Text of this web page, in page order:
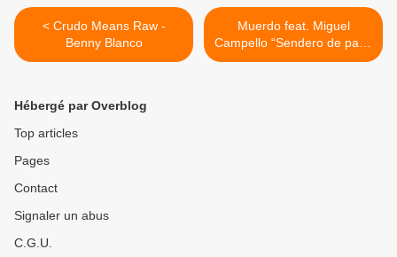
< Crudo Means Raw -
Benny Blanco
Muerdo feat. Miguel
Campello “Sendero de paso
lento” >
Hébergé par Overblog
Top articles
Pages
Contact
Signaler un abus
C.G.U.